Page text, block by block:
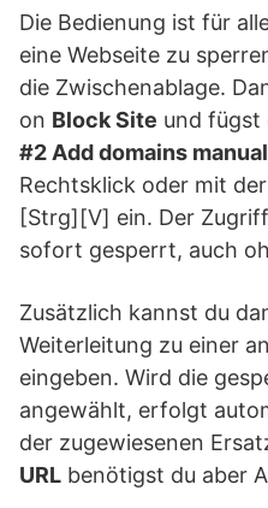
Die Bedienung ist für
eine Webseite zu
die Zwischenablage.
on Block Site und fügst
#2 Add domains
Rechtsklick oder mit
[Strg][V] ein. Der
sofort gesperrt, auch
Zusätzlich kannst du
Weiterleitung zu einer
eingeben. Wird die
angewählt, erfolgt
der zugewiesenen
URL benötigst du aber